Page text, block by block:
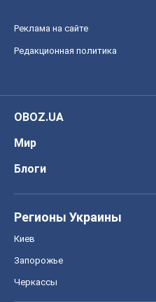
Реклама на сайте
Редакционная политика
OBOZ.UA
Мир
Блоги
Регионы Украины
Киев
Запорожье
Черкассы